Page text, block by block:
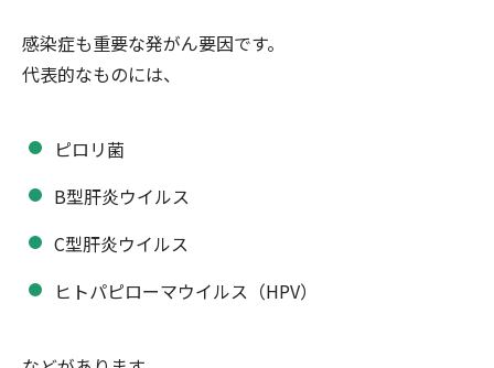
感染症も重要な発がん要因です。
代表的なものには、
ピロリ菌
B型肝炎ウイルス
C型肝炎ウイルス
ヒトパピローマウイルス（HPV）